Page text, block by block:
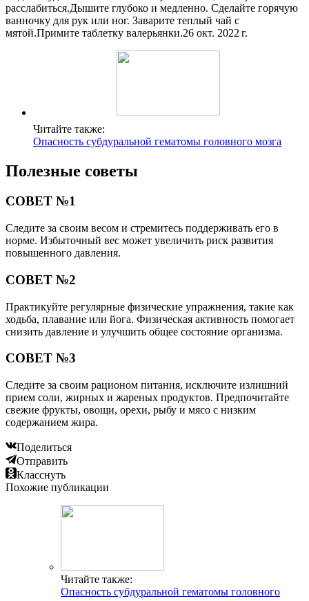
расслабиться.Дышите глубоко и медленно. Сделайте горячую
ванночку для рук или ног. Заварите теплый чай с
мятой.Примите таблетку валерьянки.26 окт. 2022 г.
Читайте также:
Опасность субдуральной гематомы головного мозга
Полезные советы
СОВЕТ №1
Следите за своим весом и стремитесь поддерживать его в
норме. Избыточный вес может увеличить риск развития
повышенного давления.
СОВЕТ №2
Практикуйте регулярные физические упражнения, такие как
ходьба, плавание или йога. Физическая активность помогает
снизить давление и улучшить общее состояние организма.
СОВЕТ №3
Следите за своим рационом питания, исключите излишний
прием соли, жирных и жареных продуктов. Предпочитайте
свежие фрукты, овощи, орехи, рыбу и мясо с низким
содержанием жира.
Поделиться
Отправить
Класснуть
Похожие публикации
Читайте также:
Опасность субдуральной гематомы головного